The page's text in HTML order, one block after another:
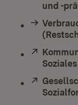
und -
Extern:
Extern: